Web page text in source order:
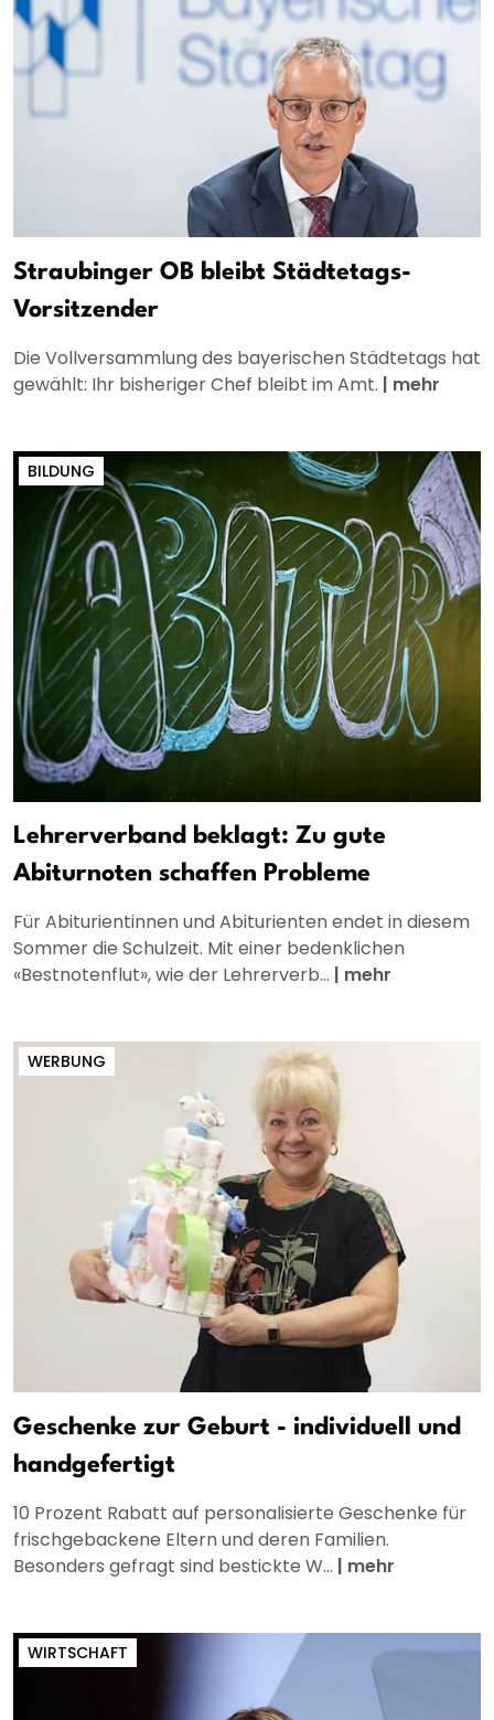
Straubinger OB bleibt Städtetags-
Vorsitzender
Die Vollversammlung des bayerischen Städtetags hat
gewählt: Ihr bisheriger Chef bleibt im Amt. | mehr
BILDUNG
Lehrerverband beklagt: Zu gute
Abiturnoten schaffen Probleme
Für Abiturientinnen und Abiturienten endet in diesem
Sommer die Schulzeit. Mit einer bedenklichen
«Bestnotenflut», wie der Lehrerverb... | mehr
WERBUNG
Geschenke zur Geburt - individuell und
handgefertigt
10 Prozent Rabatt auf personalisierte Geschenke für
frischgebackene Eltern und deren Familien.
Besonders gefragt sind bestickte W... | mehr
WIRTSCHAFT